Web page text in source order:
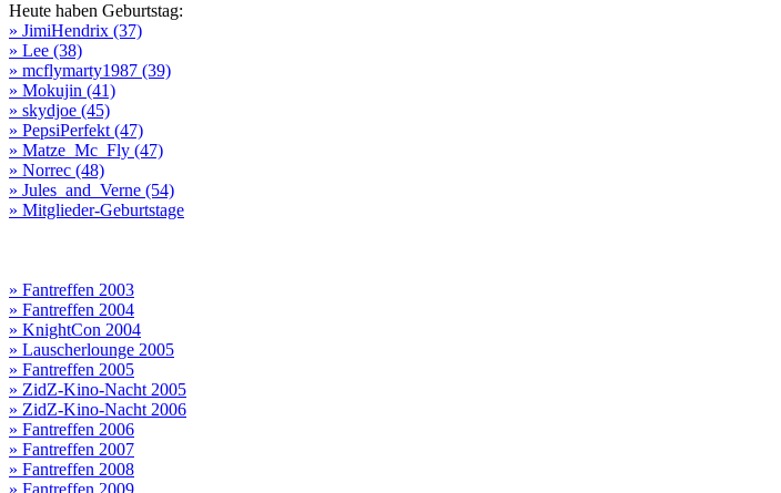
Heute haben Geburtstag:
» JimiHendrix (37)
» Lee (38)
» mcflymarty1987 (39)
» Mokujin (41)
» skydjoe (45)
» PepsiPerfekt (47)
» Matze_Mc_Fly (47)
» Norrec (48)
» Jules_and_Verne (54)
» Mitglieder-Geburtstage
» Fantreffen 2003
» Fantreffen 2004
» KnightCon 2004
» Lauscherlounge 2005
» Fantreffen 2005
» ZidZ-Kino-Nacht 2005
» ZidZ-Kino-Nacht 2006
» Fantreffen 2006
» Fantreffen 2007
» Fantreffen 2008
» Fantreffen 2009